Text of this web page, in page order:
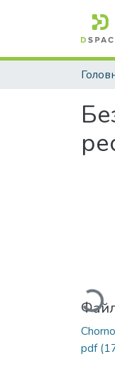
Вантажиться...
pdf